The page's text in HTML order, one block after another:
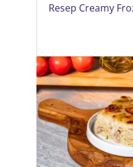
Resep Creamy